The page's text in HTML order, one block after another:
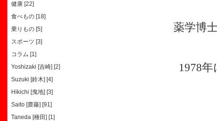
薬学博
1978
健康 [22]
食べもの [18]
乗りもの [5]
スポーツ [3]
コラム [1]
Yoshizaki [吉崎] [2]
Suzuki [鈴木] [4]
Hikichi [曳地] [3]
Saito [齋藤] [91]
Taneda [種田] [1]